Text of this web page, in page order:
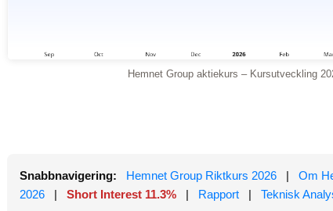
Hemnet Group aktiekurs – Kursutveckling
Snabbnavigering: Hemnet Group Riktkurs 2026 | Om
2026
| Short Interest 11.3% | Rapport | Teknisk